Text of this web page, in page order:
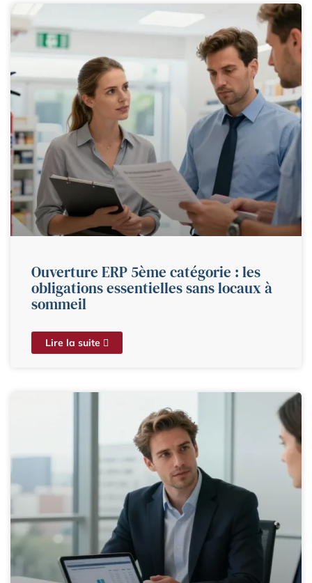
Ouverture ERP 5ème catégorie : les
obligations essentielles sans locaux à
sommeil
Lire la suite